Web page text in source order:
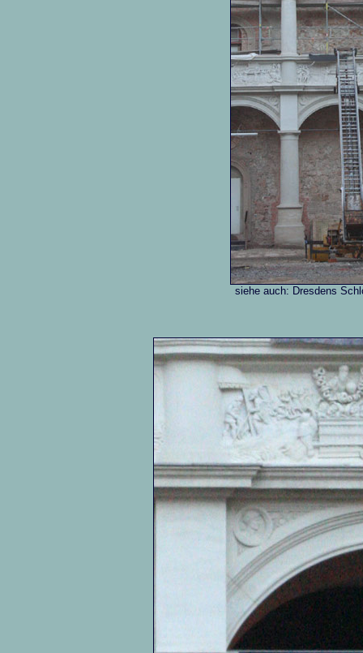
siehe auch: Dresdens